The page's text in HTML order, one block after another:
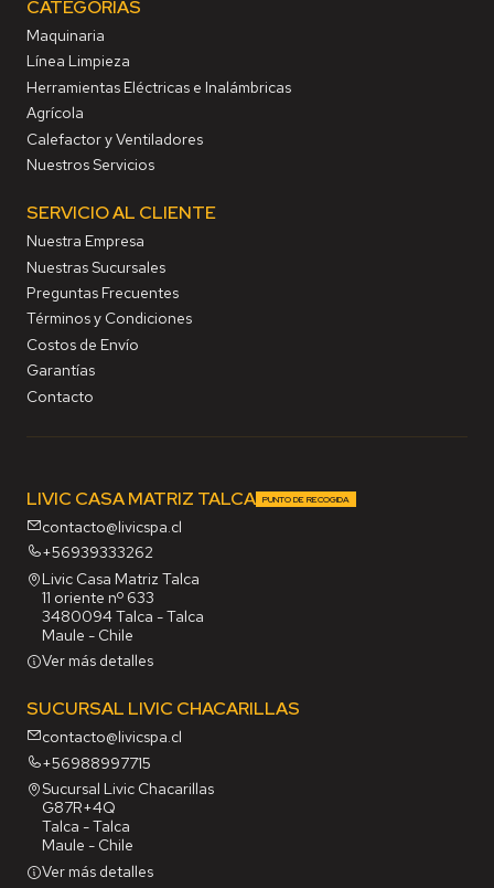
CATEGORÍAS
Maquinaria
Línea Limpieza
Herramientas Eléctricas e Inalámbricas
Agrícola
Calefactor y Ventiladores
Nuestros Servicios
SERVICIO AL CLIENTE
Nuestra Empresa
Nuestras Sucursales
Preguntas Frecuentes
Términos y Condiciones
Costos de Envío
Garantías
Contacto
LIVIC CASA MATRIZ TALCA PUNTO DE RECOGIDA
contacto@livicspa.cl
+56939333262
Livic Casa Matriz Talca
11 oriente nº 633
3480094 Talca - Talca
Maule - Chile
Ver más detalles
SUCURSAL LIVIC CHACARILLAS
contacto@livicspa.cl
+56988997715
Sucursal Livic Chacarillas
G87R+4Q
Talca - Talca
Maule - Chile
Ver más detalles